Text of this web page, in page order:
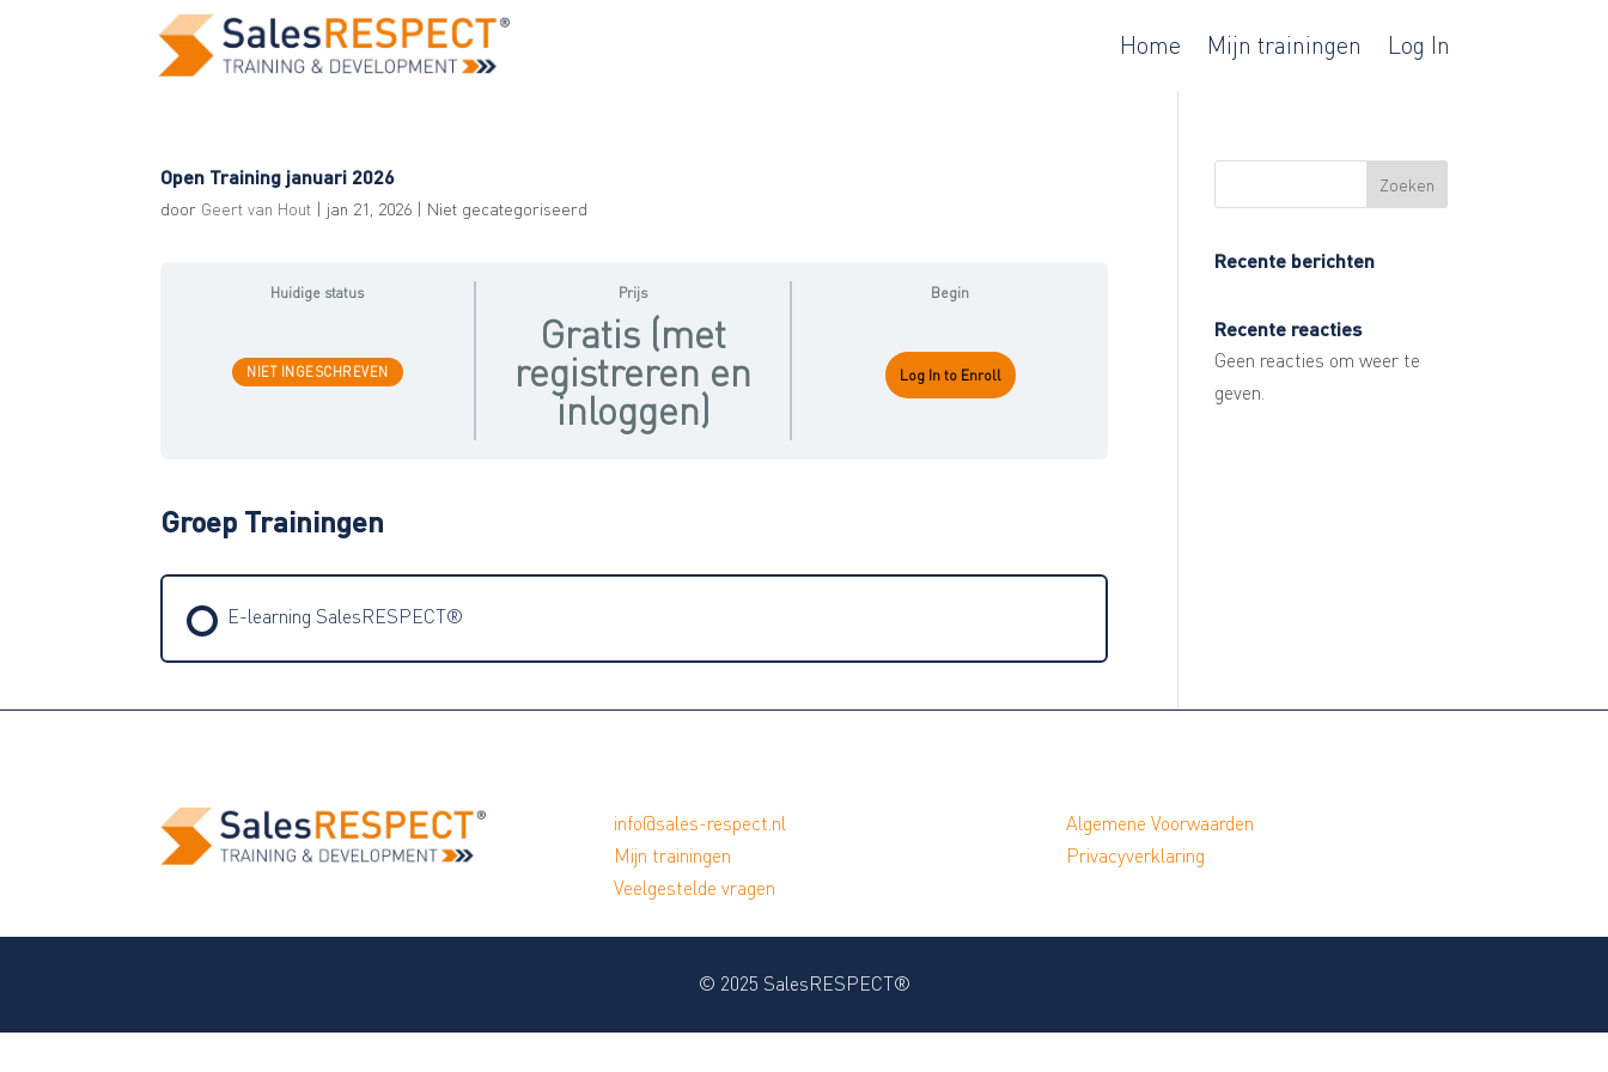
Home Mijn trainingen Log In
Open Training januari 2026
door Geert van Hout | jan 21, 2026 | Niet gecategoriseerd
Huidige status
NIET INGESCHREVEN
Prijs
Gratis (met
registreren en
inloggen)
Begin
Log In to Enroll
Groep Trainingen
E-learning SalesRESPECT®
TRAINING PROGRESSIE 0% VOLTOOID 0/0 stappen
Zoeken
Recente berichten
Recente reacties
Geen reacties om weer te
geven.
info@sales-respect.nl
Mijn trainingen
Veelgestelde vragen
Algemene Voorwaarden
Privacyverklaring
© 2025 SalesRESPECT®